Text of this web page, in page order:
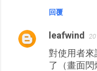
回覆
leafwind
對使用者來
了（畫面